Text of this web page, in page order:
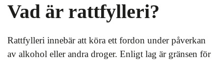
Vad är rattfylleri?
Rattfylleri innebär att köra ett fordon under påverkan
av alkohol eller andra droger. Enligt lag är gränsen för